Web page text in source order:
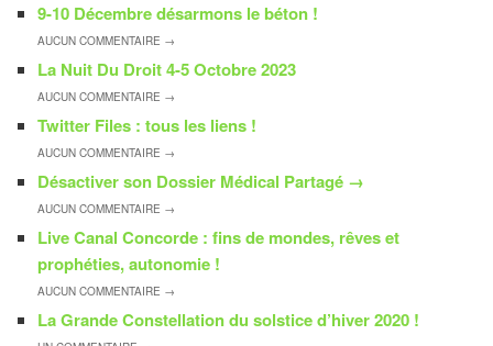
9-10 Décembre désarmons le béton !
AUCUNCOMMENTAIRE →
La Nuit Du Droit 4-5 Octobre 2023
AUCUNCOMMENTAIRE →
Twitter Files : tous les liens !
AUCUNCOMMENTAIRE →
Désactiver son Dossier Médical Partagé →
AUCUNCOMMENTAIRE →
Live Canal Concorde : fins de mondes, rêves et
prophéties, autonomie !
AUCUNCOMMENTAIRE →
La Grande Constellation du solstice d’hiver 2020 !